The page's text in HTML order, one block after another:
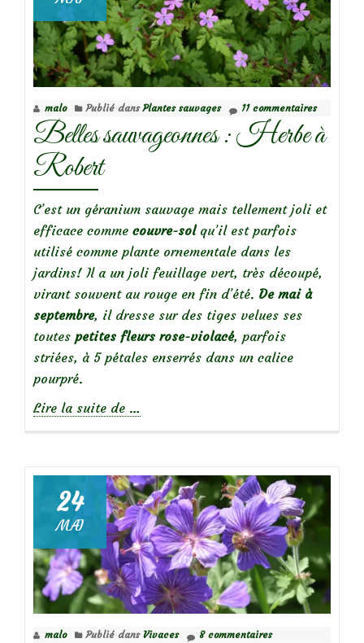
malo Publié dansPlantes sauvages 11 commentaires
Belles sauvageonnes : Herbe à
Robert
C’est un géranium sauvage mais tellement joli et
efficace comme couvre-solqu’il est parfois
utilisé comme plante ornementale dans les
jardins! Il a un joli feuillage vert, très découpé,
virant souvent au rouge en fin d’été. De mai à
septembre, il dresse sur des tiges velues ses
toutes petites fleurs rose-violacé, parfois
striées, à 5 pétales enserrés dans un calice
pourpré.
Lire la suite de
:
Herbe
à
Robert
…
24
MAI
malo Publié dans Vivaces 8 commentaires